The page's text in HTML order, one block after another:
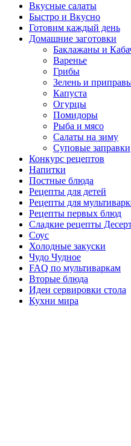
Вкусные салаты
Быстро и Вкусно
Готовим каждый день
Домашние заготовки
Баклажаны и
Варенье
Грибы
Зелень и
Капуста
Огурцы
Помидоры
Рыба и мясо
Салаты на зиму
Суповые заправки
Конкурс рецептов
Напитки
Постные блюда
Рецепты для детей
Рецепты для
Рецепты первых блюд
Сладкие рецепты
Соус
Холодные закуски
Чудо Чудное
FAQ по мультиваркам
Вторые блюда
Идеи сервировки стола
Кухни мира